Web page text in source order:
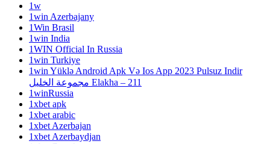
1w
1win Azerbajany
1Win Brasil
1win India
1WIN Official In Russia
1win Turkiye
1win Yüklə Android Apk Və Ios App 2023 Pulsuz Indir
مجموعة الخليل Elakha – 211
1winRussia
1xbet apk
1xbet arabic
1xbet Azerbajan
1xbet Azerbaydjan